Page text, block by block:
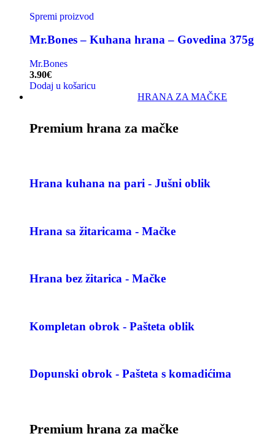
Spremi proizvod
Mr.Bones – Kuhana hrana – Govedina 375g
Mr.Bones
3.90€
Dodaj u košaricu
HRANA ZA MAČKE
Premium hrana za mačke
Hrana kuhana na pari - Jušni oblik
Hrana sa žitaricama - Mačke
Hrana bez žitarica - Mačke
Kompletan obrok - Pašteta oblik
Dopunski obrok - Pašteta s komadićima
Premium hrana za mačke